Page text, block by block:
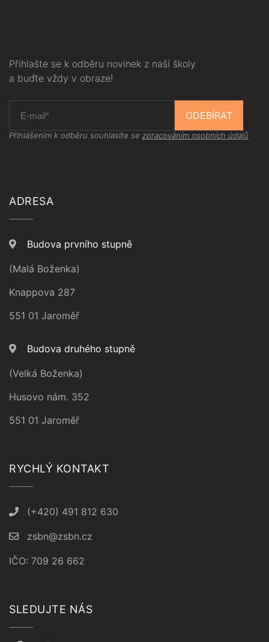
Přihlašte se k odběru novinek z naší školy
a buďte vždy v obraze!
ODEBÍRAT
Přihlášením k odběru souhlasíte se zpracováním osobních údajů
ADRESA
Budova prvního stupně
(Malá Boženka)
Knappova 287
551 01 Jaroměř
Budova druhého stupně
(Velká Boženka)
Husovo nám. 352
551 01 Jaroměř
RYCHLÝ KONTAKT
(+420) 491 812 630
zsbn@zsbn.cz
IČO: 709 26 662
SLEDUJTE NÁS